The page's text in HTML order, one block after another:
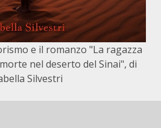
e il romanzo "La ragazza
nel deserto del Sinai", di
Silvestri